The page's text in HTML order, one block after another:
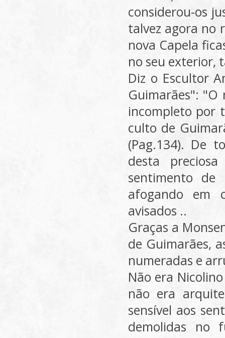
considerou-os
talvez agora no
nova Capela
no seu exterior,
Diz o Escultor
Guimarães": "O
incompleto por
culto de
(Pag.134). De
desta
sentimento
afogando em
avisados ..
Graças a
de Guimarães,
numeradas e
Não era
não era
sensível aos
demolidas no